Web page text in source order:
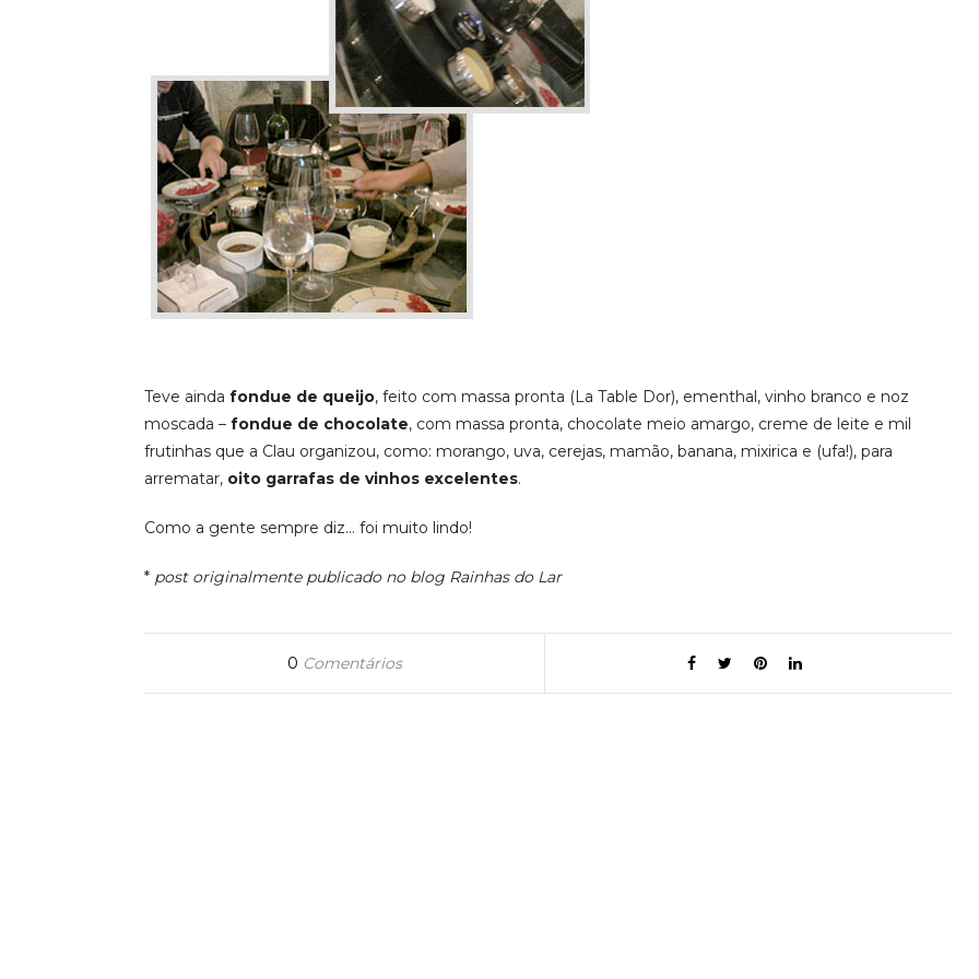
Teve ainda fondue de queijo, feito com massa pronta (La Table Dor), ementhal, vinho branco e noz
moscada – fondue de chocolate, com massa pronta, chocolate meio amargo, creme de leite e mil
frutinhas que a Clau organizou, como: morango, uva, cerejas, mamão, banana, mixirica e (ufa!), para
arrematar, oito garrafas de vinhos excelentes.
Como a gente sempre diz… foi muito lindo!
* post originalmente publicado no blog Rainhas do Lar
0 Comentários